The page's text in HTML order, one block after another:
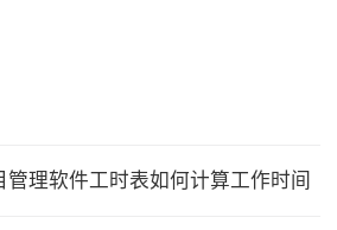
理软件工时表如何计算工作时间